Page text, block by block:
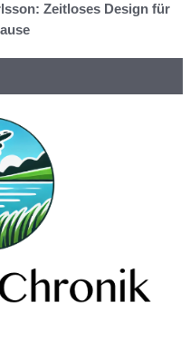
Zeitloses Design für